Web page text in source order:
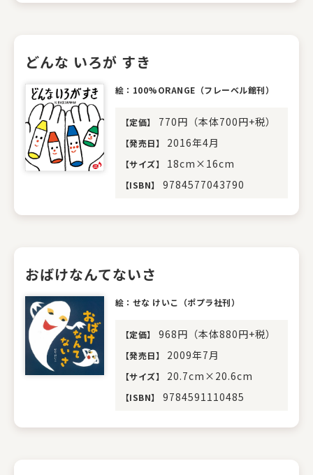
どんな いろが すき
絵：100%ORANGE（フレーベル館刊）
【定価】 770円（本体700円+税）
【発売日】 2016年4月
【サイズ】 18cm×16cm
【ISBN】 9784577043790
おばけなんてないさ
絵：せな けいこ（ポプラ社刊）
【定価】 968円（本体880円+税）
【発売日】 2009年7月
【サイズ】 20.7cm×20.6cm
【ISBN】 9784591110485